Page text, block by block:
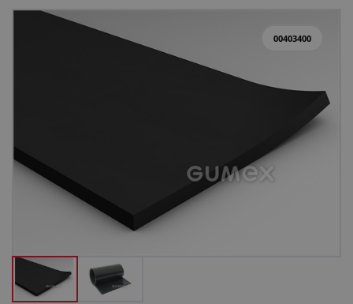
Dopravníkové pásy a montáž
Zlepšení pracovního prostředí
Vše o nákupu
00403400